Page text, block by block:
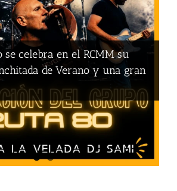
se celebra en el RCMM su
de Verano y una gran